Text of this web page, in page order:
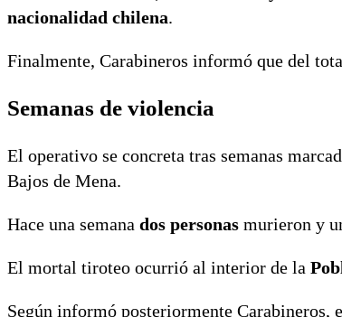
nacionalidad chilena.
Finalmente, Carabineros informó que del
Semanas de violencia
El operativo se concreta tras semanas
Bajos de Mena.
Hace una semana dos personas murieron y
El mortal tiroteo ocurrió al interior de la
Según informó posteriormente Carabineros,